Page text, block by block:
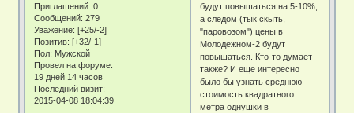
Приглашений: 0
Сообщений: 279
Уважение: [+25/-2]
Позитив: [+32/-1]
Пол: Мужской
Провел на форуме:
19 дней 14 часов
Последний визит:
2015-04-08 18:04:39
будут повышаться на 5-10%,
а следом (тык скыть,
"паровозом") цены в
Молодежном-2 будут
повышаться. Кто-то думает
также? И еще интересно
было бы узнать среднюю
стоимость квадратного
метра однушки в